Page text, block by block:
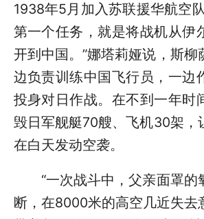
1938年5月加入苏联援华航空
第一个任务，就是将战机从伊
开到中国。”娜塔莉娅说，斯柳
边负责训练中国飞行员，一边
投身对日作战。在不到一年时
毁日军舰艇70艘、飞机30架，
在白天发动空袭。
“一次战斗中，父亲面罩的
断，在8000米的高空几近失去